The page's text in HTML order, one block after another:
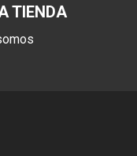
TIENDA